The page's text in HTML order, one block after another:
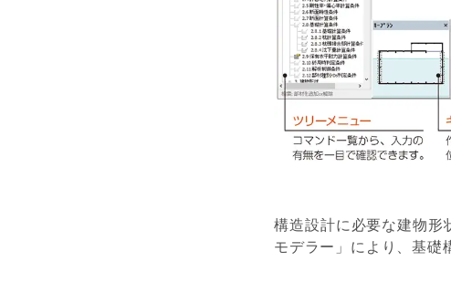
構造設計に必要な建物形
モデラー」により、基礎